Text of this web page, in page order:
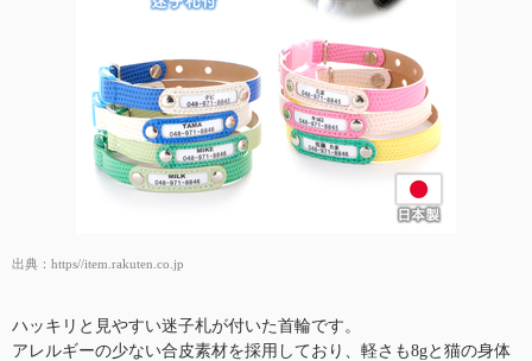
出典： https//item.rakuten.co.jp
ハッキリと見やすい迷子札が付いた首輪です。
アレルギーの少ない合皮素材を採用しており、軽さも8gと猫の身体